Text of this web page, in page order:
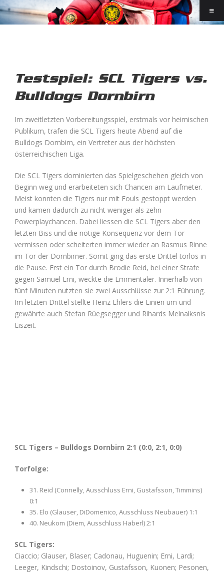
Testspiel: SCL Tigers vs.
Bulldogs Dornbirn
Im zweitletzten Vorbereitungsspiel, erstmals vor heimischen
Publikum, trafen die SCL Tigers heute Abend auf die
Bulldogs Dornbirn, ein Vertreter aus der höchsten
österreichischen Liga.
Die SCL Tigers dominierten das Spielgeschehen gleich von
Beginn weg und erarbeiteten sich Chancen am Laufmeter.
Meist konnten die Tigers nur mit Fouls gestoppt werden
und kamen dadurch zu nicht weniger als zehn
Powerplaychancen. Dabei liessen die SCL Tigers aber den
letzten Biss und die nötige Konsequenz vor dem Tor
vermissen oder scheiterten immer wieder an Rasmus Rinne
im Tor der Dornbirner. Somit ging das erste Drittel torlos in
die Pause. Erst ein Tor durch Brodie Reid, bei einer Strafe
gegen Samuel Erni, weckte die Emmentaler. Innerhalb von
fünf Minuten nutzten sie zwei Ausschlüsse zur 2:1 Führung.
Im letzten Drittel stellte Heinz Ehlers die Linien um und
gewährte auch Stefan Rüegsegger und Rihards Melnalksnis
Eiszeit.
SCL Tigers – Bulldogs Dornbirn 2:1 (0:0, 2:1, 0:0)
Torfolge:
31. Reid (Connelly, Ausschluss Erni, Gustafsson, Timmins)
0:1
35. Elo (Glauser, DiDomenico, Ausschluss Neubauer) 1:1
40. Neukom (Diem, Ausschluss Haberl) 2:1
SCL Tigers:
Ciaccio; Glauser, Blaser; Cadonau, Huguenin; Erni, Lardi;
Leeger, Kindschi; Dostoinov, Gustafsson, Kuonen; Pesonen,